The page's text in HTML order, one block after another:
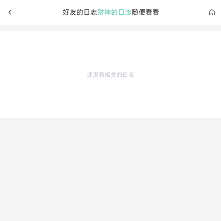
好友的日志财神的日志随便看看
还没有相关的日志